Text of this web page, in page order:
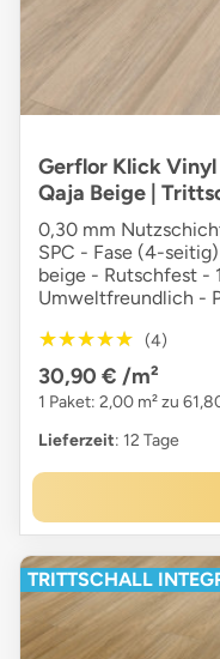
Gerflor Klick
Qaja Beige |
0,30 mm
SPC - Fase (4-
beige - Rutschfest -
Umweltfreundlich -
★★★★★
★★★★★ (4)
30,90 € /m²
1 Paket: 2,00 m² zu
Lieferzeit: 12 Tage
TRITTSCHALL